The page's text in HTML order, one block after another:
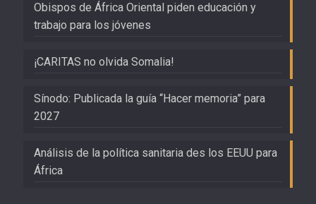
Obispos de África Oriental piden educación y
trabajo para los jóvenes
¡CARITAS no olvida Somalia!
Sínodo: Publicada la guía “Hacer memoria” para
2027
Análisis de la política sanitaria des los EEUU para
África